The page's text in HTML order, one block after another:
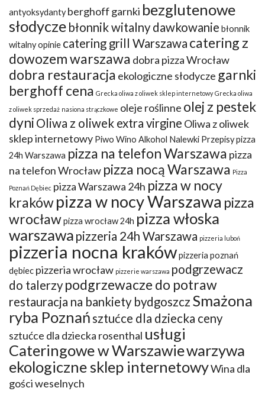
antyoksydanty berghoff garnki bezglutenowe
słodycze błonnik witalny dawkowanie błonnik
witalny opinie catering grill Warszawa catering z
dowozem warszawa dobra pizza Wrocław
dobra restauracja ekologiczne słodycze garnki
berghoff cena Grecka oliwa z oliwek sklep internetowy Grecka oliwa
z oliwek sprzedaż nasiona strączkowe oleje roślinne olej z pestek
dyni Oliwa z oliwek extra virgine Oliwa z oliwek
sklep internetowy Piwo Wino Alkohol Nalewki Przepisypizza
24h Warszawa pizza na telefon Warszawa pizza
na telefon Wrocław pizza nocą Warszawa Pizza
Poznań Dębiec pizza Warszawa 24h pizza w nocy
krakówpizza w nocy Warszawa pizza
wrocławpizza wrocław 24h pizza włoska
warszawa pizzeria 24h Warszawa pizzeria luboń
pizzeria nocna krakówpizzeria poznań
dębiec pizzeria wrocław pizzerie warszawa podgrzewacz
do talerzy podgrzewacze do potraw
restauracja na bankiety bydgoszcz Smażona
ryba Poznań sztućce dla dziecka ceny
sztućce dla dziecka rosenthal usługi
Cateringowe w Warszawiewarzywa
ekologiczne sklep internetowyWina dla
gości weselnych